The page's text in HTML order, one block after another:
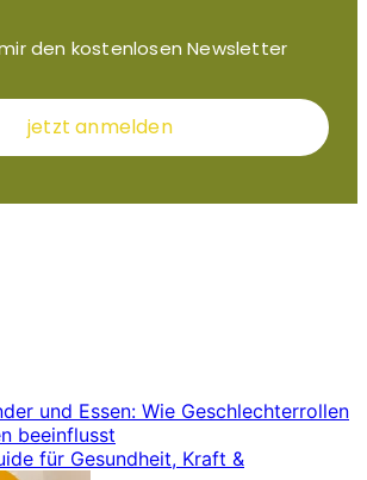
den kostenlosen Newsletter
jetzt anmelden
und Essen: Wie Geschlechterrollen
beeinflusst
für Gesundheit, Kraft &